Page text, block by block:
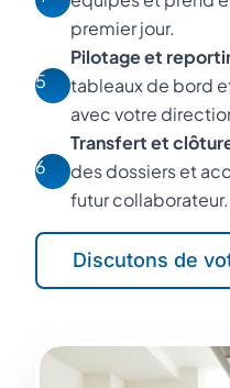
premier jour.
5
Pilotage et
tableaux de bord
avec votre
6
Transfert et
des dossiers et
futur collaborateur.
Discutons de